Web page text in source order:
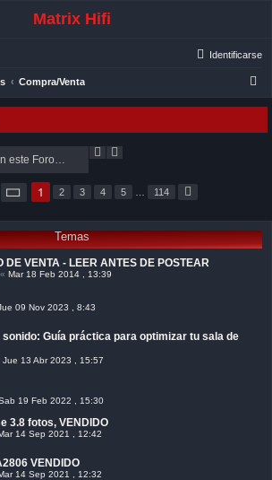
Matrix Hifi
Identificarse
Compra/Venta
q
a
a
v
a
i
n
d
e
4
1 2 3 4 5 114
u
e
n
t
Temas
DE VENTA - LEER ANTES DE POSTEAR
« Mar 18 Feb 2014 , 13:39
09 Nov 2023 , 8:43
sonido: Guía práctica para optimizar tu sala de
Jue 13 Abr 2023 , 15:57
19 Feb 2022 , 15:30
3.8 fotos, VENDIDO
14 Sep 2021 , 12:42
VENDIDO
14 Sep 2021 , 12:32